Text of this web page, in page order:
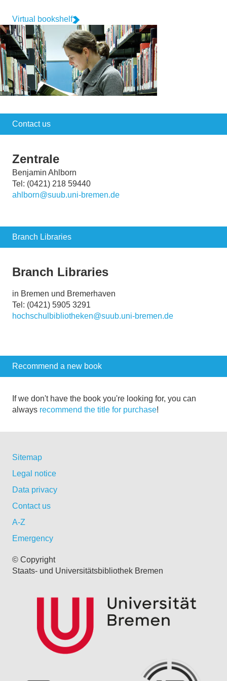
Virtual bookshelf
Contact us
Zentrale
Benjamin Ahlborn
Tel: (0421) 218 59440
ahlborn@suub.uni-bremen.de
Branch Libraries
Branch Libraries
in Bremen und Bremerhaven
Tel: (0421) 5905 3291
hochschulbibliotheken@suub.uni-bremen.de
Recommend a new book
If we don't have the book you're looking for, you can
always recommend the title for purchase!
Sitemap
Legal notice
Data privacy
Contact us
A-Z
Emergency
© Copyright
Staats- und Universitätsbibliothek Bremen